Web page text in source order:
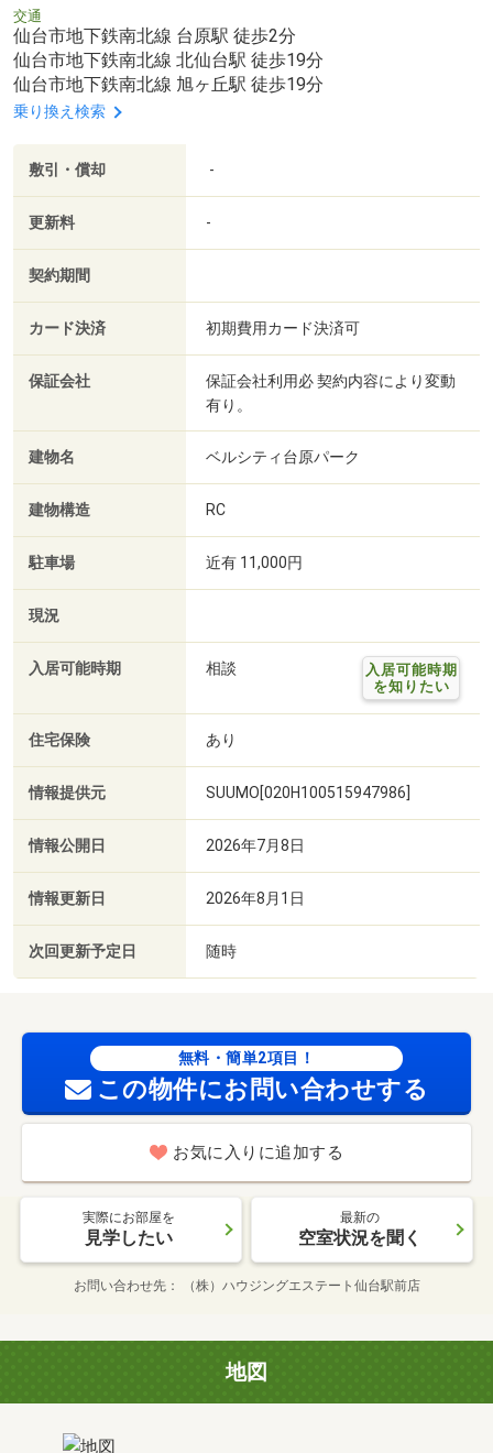
交通
仙台市地下鉄南北線 台原駅 徒歩2分
仙台市地下鉄南北線 北仙台駅 徒歩19分
仙台市地下鉄南北線 旭ヶ丘駅 徒歩19分
乗り換え検索
敷引・償却 -
更新料 -
契約期間
カード決済 初期費用カード決済可
保証会社
保証会社利用必 契約内容により変動
有り。
建物名 ベルシティ台原パーク
建物構造 RC
駐車場 近有 11,000円
現況
入居可能時期 相談
入居可能時期
を知りたい
住宅保険 あり
情報提供元 SUUMO[020H100515947986]
情報公開日 2026年7月8日
情報更新日 2026年8月1日
次回更新予定日 随時
無料・簡単2項目！
この物件にお問い合わせする
お気に入りに追加する
実際にお部屋を
見学したい
最新の
空室状況を聞く
お問い合わせ先 （株）ハウジングエステート仙台駅前店
地図